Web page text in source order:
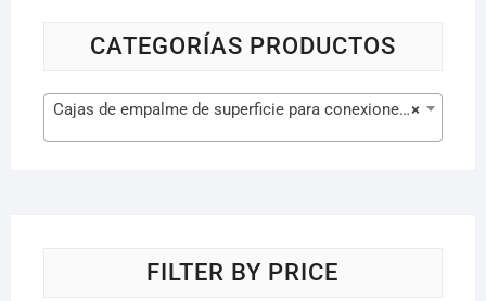
CATEGORÍAS PRODUCTOS
×
Cajas de empalme de superficie para conexiones (15)
FILTER BY PRICE